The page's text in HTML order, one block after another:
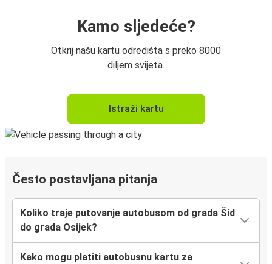
Kamo sljedeće?
Otkrij našu kartu odredišta s preko 8000
diljem svijeta.
Istraži kartu
Često postavljana pitanja
Koliko traje putovanje autobusom od grada Šid
do grada Osijek?
Kako mogu platiti autobusnu kartu za